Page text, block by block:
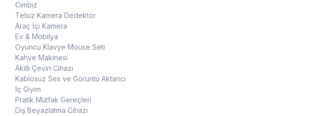
Cımbız
Telsiz Kamera Dedektör
Araç İçi Kamera
Ev & Mobilya
Oyuncu Klavye Mouse Seti
Kahve Makinesi
Akıllı Çeviri Cihazı
Kablosuz Ses ve Görüntü Aktarıcı
İç Giyim
Pratik Mutfak Gereçleri
Diş Beyazlatma Cihazı